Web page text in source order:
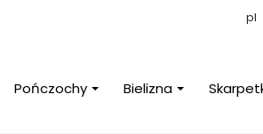
pl
Pończochy Bielizna